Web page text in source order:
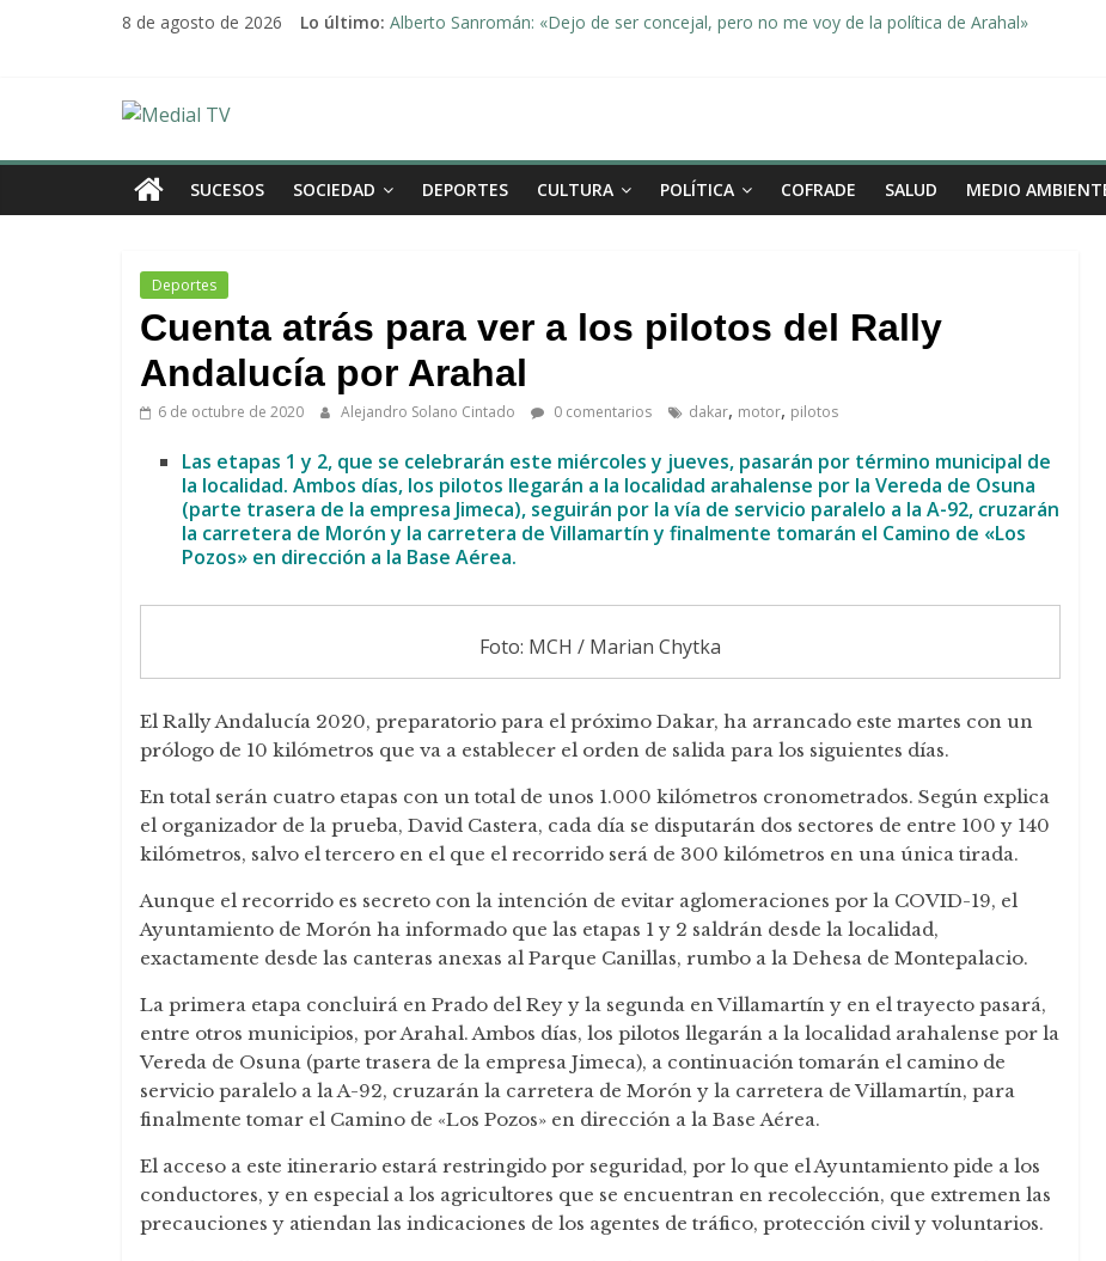
8 de agosto de 2026 Lo último: Alberto Sanromán: «Dejo de ser concejal, pero no me voy de la política de Arahal»
Medial
TV
diario
digital
televisión
de
Arahal
SUCESOS SOCIEDAD DEPORTES CULTURA POLÍTICA COFRADE SALUD MEDIO
Deportes
Cuenta atrás para ver a los pilotos del Rally
Andalucía por Arahal
6 de octubre de 2020 Alejandro Solano Cintado 0 comentarios dakar, motor, pilotos
Las etapas 1 y 2, que se celebrarán este miércoles y jueves, pasarán por término municipal de
la localidad. Ambos días, los pilotos llegarán a la localidad arahalense por la Vereda de Osuna
(parte trasera de la empresa Jimeca), seguirán por la vía de servicio paralelo a la A-92, cruzarán
la carretera de Morón y la carretera de Villamartín y finalmente tomarán el Camino de «Los
Pozos» en dirección a la Base Aérea.
Foto: MCH / Marian Chytka
El Rally Andalucía 2020, preparatorio para el próximo Dakar, ha arrancado este martes con un
prólogo de 10 kilómetros que va a establecer el orden de salida para los siguientes días.
En total serán cuatro etapas con un total de unos 1.000 kilómetros cronometrados. Según explica
el organizador de la prueba, David Castera, cada día se disputarán dos sectores de entre 100 y 140
kilómetros, salvo el tercero en el que el recorrido será de 300 kilómetros en una única tirada.
Aunque el recorrido es secreto con la intención de evitar aglomeraciones por la COVID-19, el
Ayuntamiento de Morón ha informado que las etapas 1 y 2 saldrán desde la localidad,
exactamente desde las canteras anexas al Parque Canillas, rumbo a la Dehesa de Montepalacio.
La primera etapa concluirá en Prado del Rey y la segunda en Villamartín y en el trayecto pasará,
entre otros municipios, por Arahal. Ambos días, los pilotos llegarán a la localidad arahalense por la
Vereda de Osuna (parte trasera de la empresa Jimeca), a continuación tomarán el camino de
servicio paralelo a la A-92, cruzarán la carretera de Morón y la carretera de Villamartín, para
finalmente tomar el Camino de «Los Pozos» en dirección a la BaseAérea.
El acceso a este itinerario estará restringido por seguridad, por lo que el Ayuntamiento pide a los
conductores, y en especial a los agricultores que se encuentran en recolección, que extremen las
precauciones y atiendan las indicaciones de los agentes de tráfico, protección civil y voluntarios.